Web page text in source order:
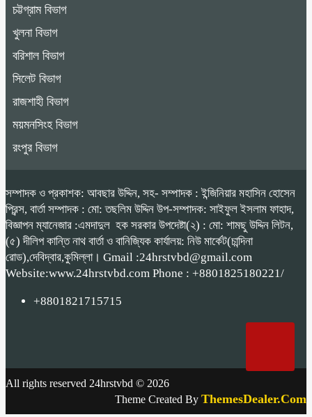
চট্টগ্রাম বিভাগ
খুলনা বিভাগ
বরিশাল বিভাগ
সিলেট বিভাগ
রাজশাহী বিভাগ
ময়মনসিংহ বিভাগ
রংপুর বিভাগ
সম্পাদক ও প্রকাশক: আবছার উদ্দিন, সহ- সম্পাদক : ইন্জিনিয়ার মহাসিন হোসেন
প্রিন্স, বার্তা সম্পাদক : মো: তছলিম উদ্দিন উপ-সম্পাদক: সাইফুল ইসলাম ফাহাদ,
বিজ্ঞাপন ম্যানেজার :এমদাদুল হক সরকার উপদেষ্টা(২) : মো: শামছু উদ্দিন লিটন,
(৫) দীলিপ কান্তি নাথ বার্তা ও বানিজ্যিক কার্যালয়: নিউ মার্কেট(চান্দিনা
রোড),দেবিদ্বার,কুমিল্লা। Gmail :24hrstvbd@gmail.com
Website:www.24hrstvbd.com Phone : +8801825180221/
+8801821715715
All rights reserved 24hrstvbd © 2026
Theme Created By ThemesDealer.Com